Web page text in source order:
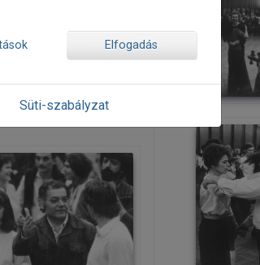
Elfogadás
Süti-szabályzat